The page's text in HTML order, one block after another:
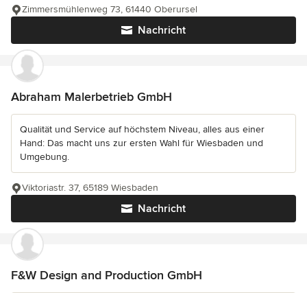
Nachricht
Zimmersmühlenweg 73, 61440 Oberursel
Abraham Malerbetrieb GmbH
Qualität und Service auf höchstem Niveau, alles aus einer
Hand: Das macht uns zur ersten Wahl für Wiesbaden und
Umgebung.
Nachricht
Viktoriastr. 37, 65189 Wiesbaden
F&W Design and Production GmbH